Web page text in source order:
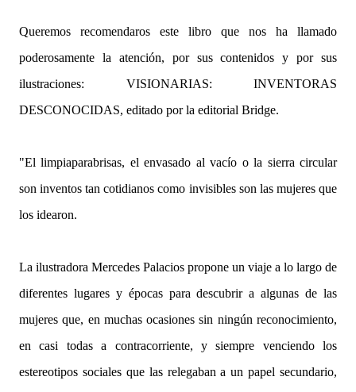
Queremos recomendaros este libro que nos ha llamado
poderosamente la atención, por sus contenidos y por sus
ilustraciones: VISIONARIAS: INVENTORAS
DESCONOCIDAS, editado por la editorial Bridge.
"El limpiaparabrisas, el envasado al vacío o la sierra circular
son inventos tan cotidianos como invisibles son las mujeres que
los idearon.
La ilustradora Mercedes Palacios propone un viaje a lo largo de
diferentes lugares y épocas para descubrir a algunas de las
mujeres que, en muchas ocasiones sin ningún reconocimiento,
en casi todas a contracorriente, y siempre venciendo los
estereotipos sociales que las relegaban a un papel secundario,